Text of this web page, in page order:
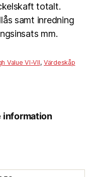
totalt.
samt inredning
mm.
Value VI-VII,Värdeskåp
information